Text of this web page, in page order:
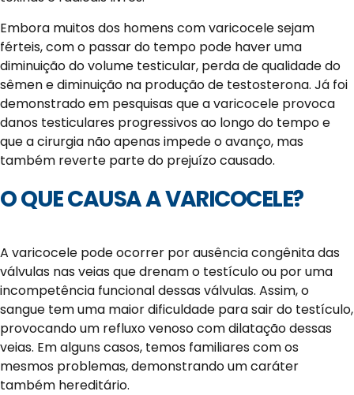
Embora muitos dos homens com varicocele sejam
férteis, com o passar do tempo pode haver uma
diminuição do volume testicular, perda de qualidade do
sêmen e diminuição na produção de testosterona. Já foi
demonstrado em pesquisas que a varicocele provoca
danos testiculares progressivos ao longo do tempo e
que a cirurgia não apenas impede o avanço, mas
também reverte parte do prejuízo causado.
O QUE CAUSA A VARICOCELE?
A varicocele pode ocorrer por ausência congênita das
válvulas nas veias que drenam o testículo ou por uma
incompetência funcional dessas válvulas. Assim, o
sangue tem uma maior dificuldade para sair do testículo,
provocando um refluxo venoso com dilatação dessas
veias. Em alguns casos, temos familiares com os
mesmos problemas, demonstrando um caráter
também hereditário.